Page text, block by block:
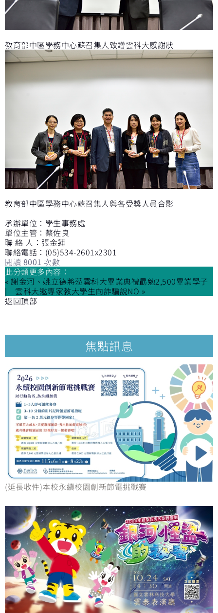
教育部中區學務中心蘇召集人致贈雲科大感謝狀
教育部中區學務中心蘇召集人與各受獎人員合影
承辦單位：學生事務處
單位主管：蔡佐良
聯 絡 人：張金蓮
聯絡電話：(05)534-2601x2301
閱讀 8001 次數
此分類更多內容：
« 謝金河、姚立德將蒞雲科大畢業典禮勗勉2,500畢業學子
雲科大邀專家教大學生向詐騙說NO »
返回頂部
焦點訊息
(延長收件)本校永續校園創新節電挑戰賽